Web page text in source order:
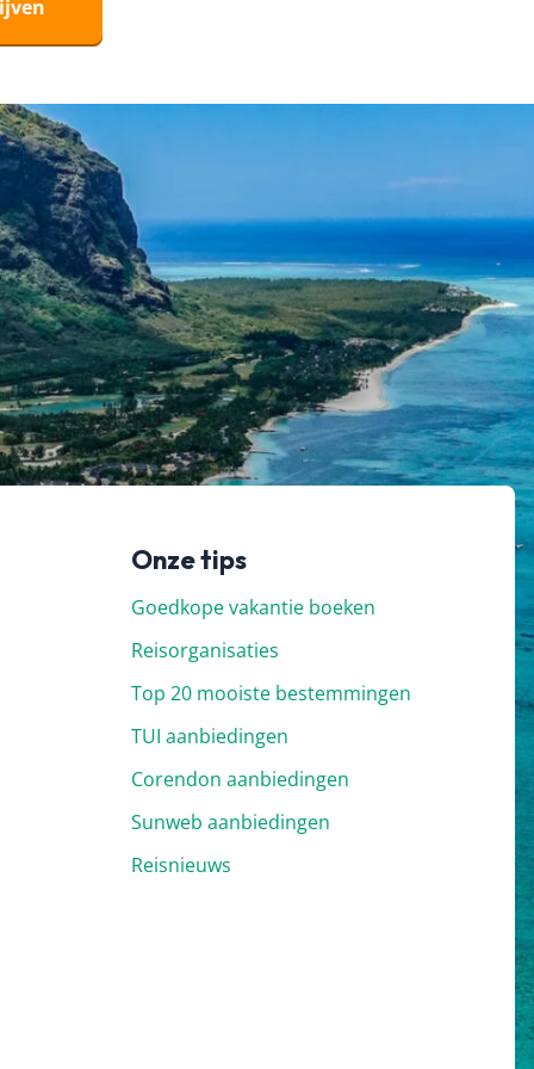
Onze tips
Goedkope vakantie boeken
Reisorganisaties
Top 20 mooiste bestemmingen
TUI aanbiedingen
Corendon aanbiedingen
Sunweb aanbiedingen
Reisnieuws